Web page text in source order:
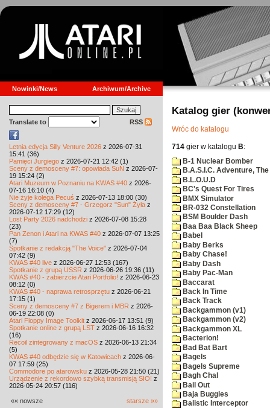
Nowinki/News Archiwum/Archive
Translate to RSS
Letnia edycja Silly Venture 2026 z 2026-07-31
15:41 (36)
Pamięci Jurgiego z 2026-07-21 12:42 (1)
Sceny z demosceny #7: opowiada SuN z 2026-07-
19 15:24 (2)
Atari Muzeum w Poznaniu na KWAS #40 z 2026-
07-16 16:10 (4)
Nie żyje kolega Pecuś z 2026-07-13 18:00 (30)
Sceny z demosceny #7 - Grzegorz "Sun" Żyła z
2026-07-12 17:29 (12)
Lost Party 2026 nadchodzi z 2026-07-08 15:28
(23)
Pan Zenon i Atari na KWAS #40 z 2026-07-07 13:25
(7)
Spotkanie z redakcją "The Voice" z 2026-07-04
07:42 (9)
KWAS #40 live z 2026-06-27 12:53 (167)
Spotkanie z grupą USSR z 2026-06-26 19:36 (11)
KWAS #40 - zabierzcie Atari Portfolio! z 2026-06-23
08:12 (0)
KWAS #40 - naprawa retrosprzętu z 2026-06-21
17:15 (1)
Sceny z demosceny #7 z Bigerem i MBR z 2026-
06-19 22:08 (0)
Atari Floppy Image Toolkit z 2026-06-17 13:51 (9)
Spotkanie online z grupą LST z 2026-06-16 16:32
(16)
Recoil zintegrowany z macOS z 2026-06-13 21:34
(5)
KWAS #40 odbędzie się w Katowicach z 2026-06-
07 17:59 (25)
Commodore po atarowsku z 2026-05-28 21:50 (21)
Urządzenie z rekordowo szybką transmisją SIO! z
2026-05-24 20:57 (116)
«« nowsze starsze »»
Katalog gier
Wróc do katalogu
714 gier w katalogu B:
B-1 Nuclear Bomber
B.A.S.I.C. Adventure, The
B.L.O.U.D
BC's Quest For Tires
BMX Simulator
BR-032 Constellation
BSM Boulder Dash
Baa Baa Black Sheep
Babel
Baby Berks
Baby Chase!
Baby Dash
Baby Pac-Man
Baccarat
Back In Time
Back Track
Backgammon (v1)
Backgammon (v2)
Backgammon XL
Bacterion!
Bad Bat Bart
Bagels
Bagels Supreme
Bagh Chal
Bail Out
Baja Buggies
Balistic Interceptor